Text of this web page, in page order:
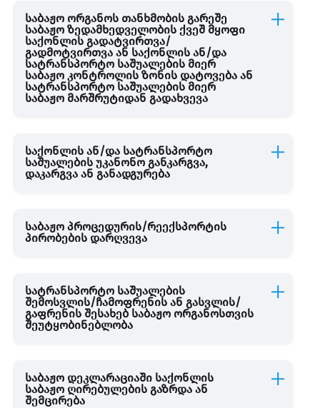
საბაჟო ორგანოს თანხმობის გარეშე
საბაჟო ზედამხედველობის ქვეშ მყოფი
საქონლის გადატვირთვა/
გადმოტვირთვა ან საქონლის ან/და
სატრანსპორტო საშუალების მიერ
საბაჟო კონტროლის ზონის დატოვება ან
სატრანსპორტო საშუალების მიერ
საბაჟო მარშრუტიდან გადახვევა
საქონლის ან/და სატრანსპორტო
საშუალების უკანონო განკარგვა,
დაკარგვა ან განადგურება
საბაჟო პროცედურის/რეექსპორტის
პირობების დარღვევა
სატრანსპორტო საშუალების
შემოსვლის/ჩამოფრენის ან გასვლის/
გაფრენის შესახებ საბაჟო ორგანოსთვის
შეუტყობინებლობა
საბაჟო დეკლარაციაში საქონლის
საბაჟო ღირებულების გაზრდა ან
შემცირება